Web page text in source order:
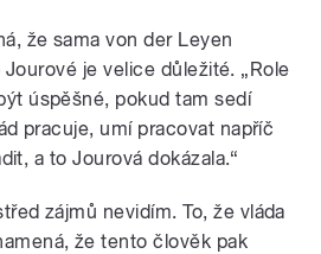
že sama von der Leyen
je velice důležité. „Role
úspěšné, pokud tam sedí
pracuje, umí pracovat napříč
a to Jourová dokázala.“
zájmů nevidím. To, že vláda
že tento člověk pak